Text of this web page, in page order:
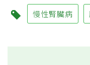
慢性腎臟病